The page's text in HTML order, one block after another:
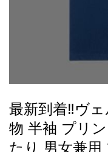
お
す
す
最新到着‼ヴ
物 半袖 プリ
たり 男女兼用